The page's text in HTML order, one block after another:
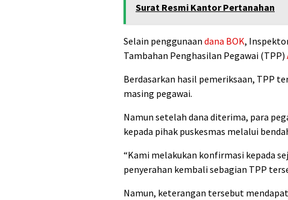
Surat Resmi Kantor Pertanahan
Selain penggunaan dana BOK,
Tambahan Penghasilan Pegawai (TPP)
Berdasarkan hasil pemeriksaan, TPP
masing pegawai.
Namun setelah dana diterima, para
kepada pihak puskesmas melalui
“Kami melakukan konfirmasi kepada
penyerahan kembali sebagian TPP
Namun, keterangan tersebut